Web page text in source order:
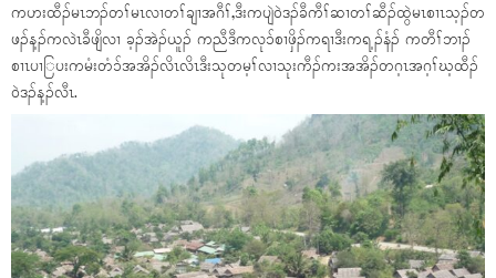
ကဟးထီၣ်မၤဘၣ်တၢ်မၤလၢတၢ်ချၢအဂီၢ်,ဒီးကပျဲဝဲဒၣ်ခီကီၢ်ဆၢတၢ်ဆီၣ်ထွဲမၤစၢၤသ့ၣ်တ
ဖၣ်န့ၣ်ကလဲၤခီဖျိလၢ ခ့ၣ်အဲၣ်ယူၣ် ကညီဒီကလုၥ်စၢဖှိၣ်ကရၢဒီးကရ့ၣ်နံၣ် ကတီၢ်ဘၢၣ်
စၢၤပၢြပးကမံးတံၥ်အအိၣ်လိၤလိၤဒီးသုတမ့ၢ်လၢသုးကီၣ်ကးအအိၣ်တဂ့ၤအဂ့ၢ်ဃ့ထီၣ်
ဝဲဒၣ်န့ၣ်လီၤ.